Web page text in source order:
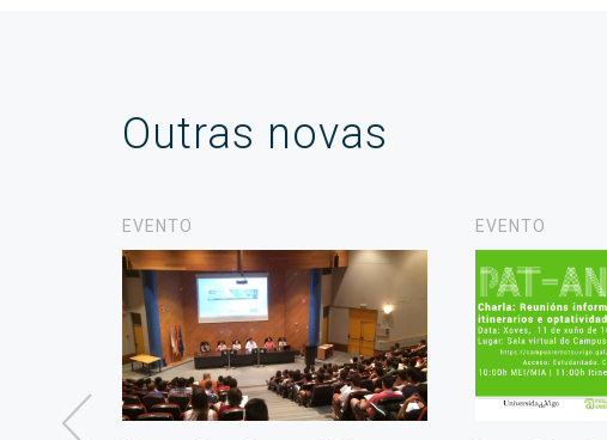
Outras novas
EVENTO EVENTO